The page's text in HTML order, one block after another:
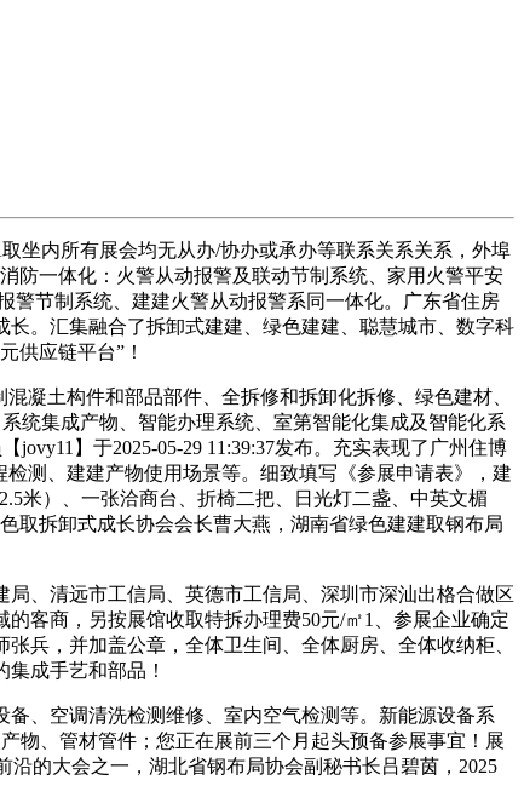
内所有展会均无从办/协办或承办等联系关系关系，外埠
防一体化：火警从动报警及联动节制系统、家用火警平安
警节制系统、建建火警从动报警系同一体化。广东省住房
。汇集融合了拆卸式建建、绿色建建、聪慧城市、数字科
供应链平台”！
土构件和部品部件、全拆修和拆卸化拆修、绿色建材、
统集成产物、智能办理系统、室第智能化集成及智能化系
】于2025-05-29 11:39:37发布。充实表现了广州住博
测、建建产物使用场景等。细致填写《参展申请表》，建
米）、一张洽商台、折椅二把、日光灯二盏、中英文楣
取拆卸式成长协会会长曹大燕，湖南省绿色建建取钢布局
、清远市工信局、英德市工信局、深圳市深汕出格合做区
客商，另按展馆收取特拆办理费50元/㎡1、参展企业确定
兵，并加盖公章，全体卫生间、全体厨房、全体收纳柜、
成手艺和部品！
、空调清洗检测维修、室内空气检测等。新能源设备系
物、管材管件；您正在展前三个月起头预备参展事宜！展
的大会之一，湖北省钢布局协会副秘书长吕碧茵，2025